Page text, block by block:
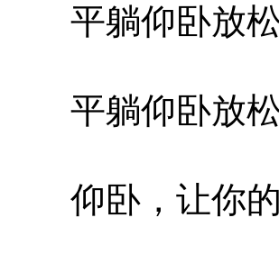
平躺仰卧放
平躺仰卧放
仰卧，让你的